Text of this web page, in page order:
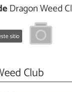
Dragon Weed
sitio
Club